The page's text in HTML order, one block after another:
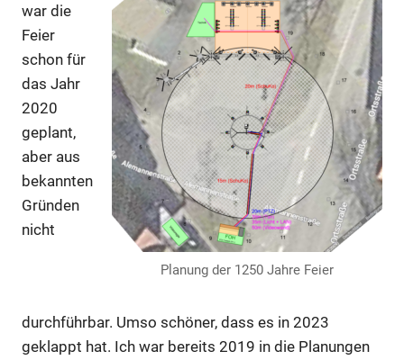
Planung der 1250 Jahre Feier
war die
Feier
schon für
das Jahr
2020
geplant,
aber aus
bekannten
Gründen
nicht
durchführbar. Umso schöner, dass es in 2023
geklappt hat. Ich war bereits 2019 in die Planungen